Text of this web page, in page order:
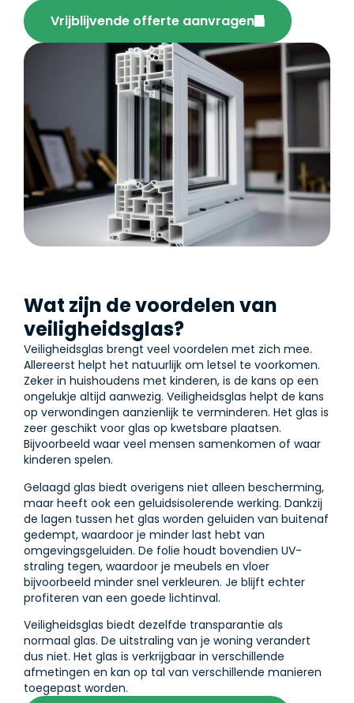
Vrijblijvende offerte aanvragen
Wat zijn de voordelen van
veiligheidsglas?
Veiligheidsglas brengt veel voordelen met zich mee.
Allereerst helpt het natuurlijk om letsel te voorkomen.
Zeker in huishoudens met kinderen, is de kans op een
ongelukje altijd aanwezig. Veiligheidsglas helpt de kans
op verwondingen aanzienlijk te verminderen. Het glas is
zeer geschikt voor glas op kwetsbare plaatsen.
Bijvoorbeeld waar veel mensen samenkomen of waar
kinderen spelen.
Gelaagd glas biedt overigens niet alleen bescherming,
maar heeft ook een geluidsisolerende werking. Dankzij
de lagen tussen het glas worden geluiden van buitenaf
gedempt, waardoor je minder last hebt van
omgevingsgeluiden. De folie houdt bovendien UV-
straling tegen, waardoor je meubels en vloer
bijvoorbeeld minder snel verkleuren. Je blijft echter
profiteren van een goede lichtinval.
Veiligheidsglas biedt dezelfde transparantie als
normaal glas. De uitstraling van je woning verandert
dus niet. Het glas is verkrijgbaar in verschillende
afmetingen en kan op tal van verschillende manieren
toegepast worden.